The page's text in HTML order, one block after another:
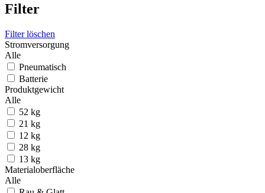
Filter
Filter löschen
Stromversorgung
Alle
Pneumatisch
Batterie
Produktgewicht
Alle
52 kg
21 kg
12 kg
28 kg
13 kg
Materialoberfläche
Alle